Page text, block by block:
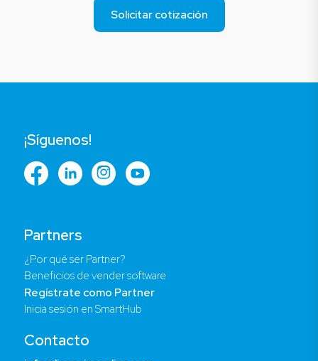
Solicitar cotización
Partners
¿Por qué ser Partner?
Beneficios de vender software
Regístrate como Partner
Inicia sesión en SmartHub
Contacto
¡Síguenos!